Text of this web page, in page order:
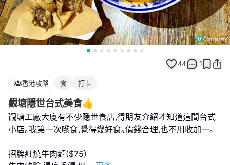
44 1
香港攻略 食 打卡
觀塘隱世台式美食👍
觀塘工廠大廈有不少隠世食店,得朋友介紹才知道這間台式
小店｡我第一次嚟食,覺得幾好食｡價錢合理,也不用收加一｡
招牌紅燒牛肉麵($75)